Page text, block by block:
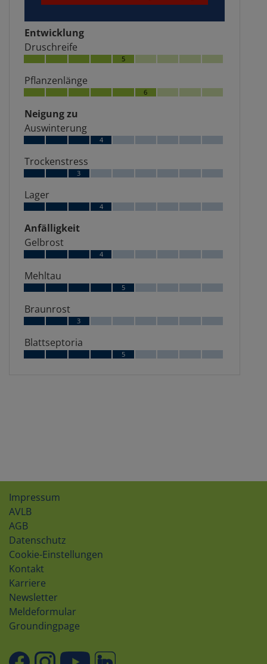
Entwicklung
Druschreife
5
Pflanzenlänge
6
Neigung zu
Auswinterung
4
Trockenstress
3
Lager
4
Anfälligkeit
Gelbrost
4
Mehltau
5
Braunrost
3
Blattseptoria
5
Impressum
AVLB
AGB
Datenschutz
Cookie-Einstellungen
Kontakt
Karriere
Newsletter
Meldeformular
Groundingpage